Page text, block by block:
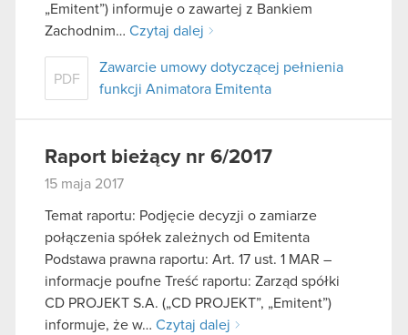
„Emitent”) informuje o zawartej z Bankiem
Zachodnim… Czytaj dalej
PDF
Zawarcie umowy dotyczącej pełnienia
funkcji Animatora Emitenta
Raport bieżący nr 6/2017
15 maja 2017
Temat raportu: Podjęcie decyzji o zamiarze
połączenia spółek zależnych od Emitenta
Podstawa prawna raportu: Art. 17 ust. 1 MAR –
informacje poufne Treść raportu: Zarząd spółki
CD PROJEKT S.A. („CD PROJEKT”, „Emitent”)
informuje, że w… Czytaj dalej